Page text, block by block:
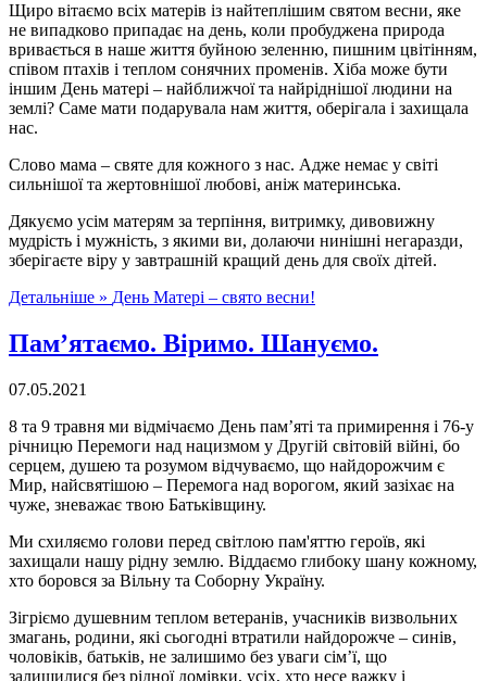
Щиро вітаємо всіх матерів із найтеплішим святом весни, яке
не випадково припадає на день, коли пробуджена природа
вривається в наше життя буйною зеленню, пишним цвітінням,
співом птахів і теплом сонячних променів. Хіба може бути
іншим День матері – найближчої та найріднішої людини на
землі? Саме мати подарувала нам життя, оберігала і захищала
нас.
Слово мама – святе для кожного з нас. Адже немає у світі
сильнішої та жертовнішої любові, аніж материнська.
Дякуємо усім матерям за терпіння, витримку, дивовижну
мудрість і мужність, з якими ви, долаючи нинішні негаразди,
зберігаєте віру y завтрашній кращий день для своїх дітей.
Детальніше » День Матері – свято весни!
Пам’ятаємо. Віримо. Шануємо.
07.05.2021
8 та 9 травня ми відмічаємо День пам’яті та примирення і 76-у
річницю Перемоги над нацизмом у Другій світовій війні, бо
серцем, душею та розумом відчуваємо, що найдорожчим є
Мир, найсвятішою – Перемога над ворогом, який зазіхає на
чуже, зневажає твою Батьківщину.
Ми схиляємо голови перед світлою пам'яттю героїв, які
захищали нашу рідну землю. Віддаємо глибоку шану кожному,
хто боровся за Вільну та Соборну Україну.
Зігріємо душевним теплом ветеранів, учасників визвольних
змагань, родини, які сьогодні втратили найдорожче – синів,
чоловіків, батьків, не залишимо без уваги сім’ї, що
залишилися без рідної домівки, усіх, хто несе важку і